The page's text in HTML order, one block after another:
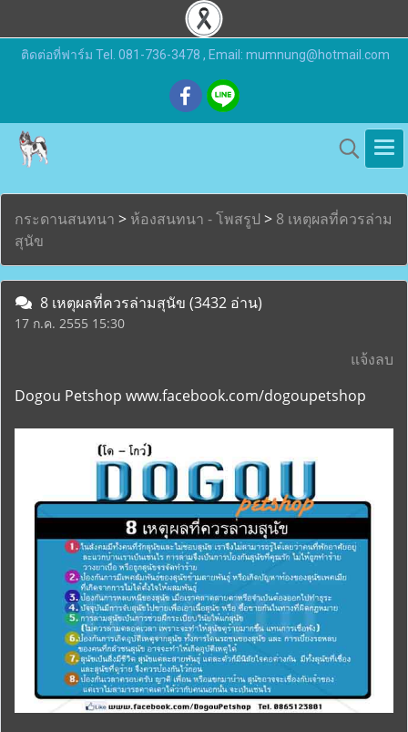
ติดต่อที่ฟาร์ม Tel. 081-736-3478 , Email: mumnung@hotmail.com
กระดานสนทนา > ห้องสนทนา - โพสรูป > 8 เหตุผลที่ควรล่าม
สุนัข
8 เหตุผลที่ควรล่ามสุนัข (3432 อ่าน)
17 ก.ค. 2555 15:30
แจ้งลบ
Dogou Petshop www.facebook.com/dogoupetshop